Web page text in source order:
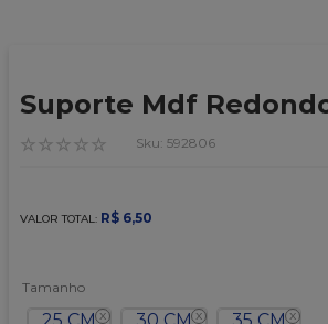
Suporte Mdf
☆ ☆ ☆ ☆ ☆ : 592806
VALOR TOTAL: R$ 6,50
Tamanho
6º
sacola
º
granulado